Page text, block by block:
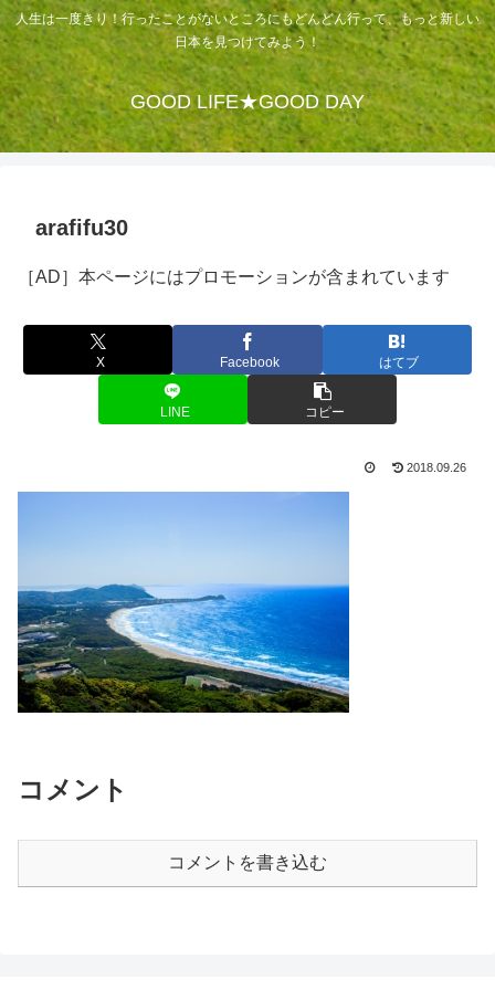
人生は一度きり！行ったことがないところにもどんどん行って、もっと新しい
日本を見つけてみよう！
GOOD LIFE★GOOD DAY
arafifu30
［AD］本ページにはプロモーションが含まれています
X Facebook はてブ
LINE コピー
2018.09.26
コメント
コメントを書き込む